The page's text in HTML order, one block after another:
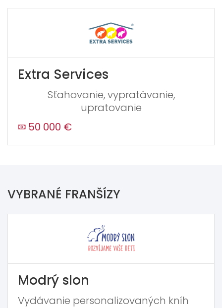
Extra Services
Sťahovanie, vypratávanie,
upratovanie
50 000 €
VYBRANÉ FRANŠÍZY
Modrý slon
Vydávanie personalizovaných kníh